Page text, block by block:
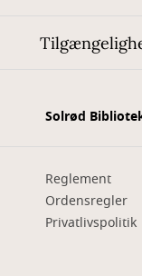
Solrød
Reglement
Ordensregler
Privatlivspolitik